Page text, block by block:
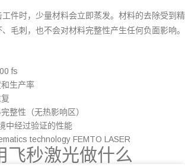
件时，少量材料会立即蒸发。材料的去除受到精
毛刺，也不会对材料完整性产生任何负面影响。
fs
生产率
整性（无热影响区）
中经过验证的性能
飞秒激光做什么